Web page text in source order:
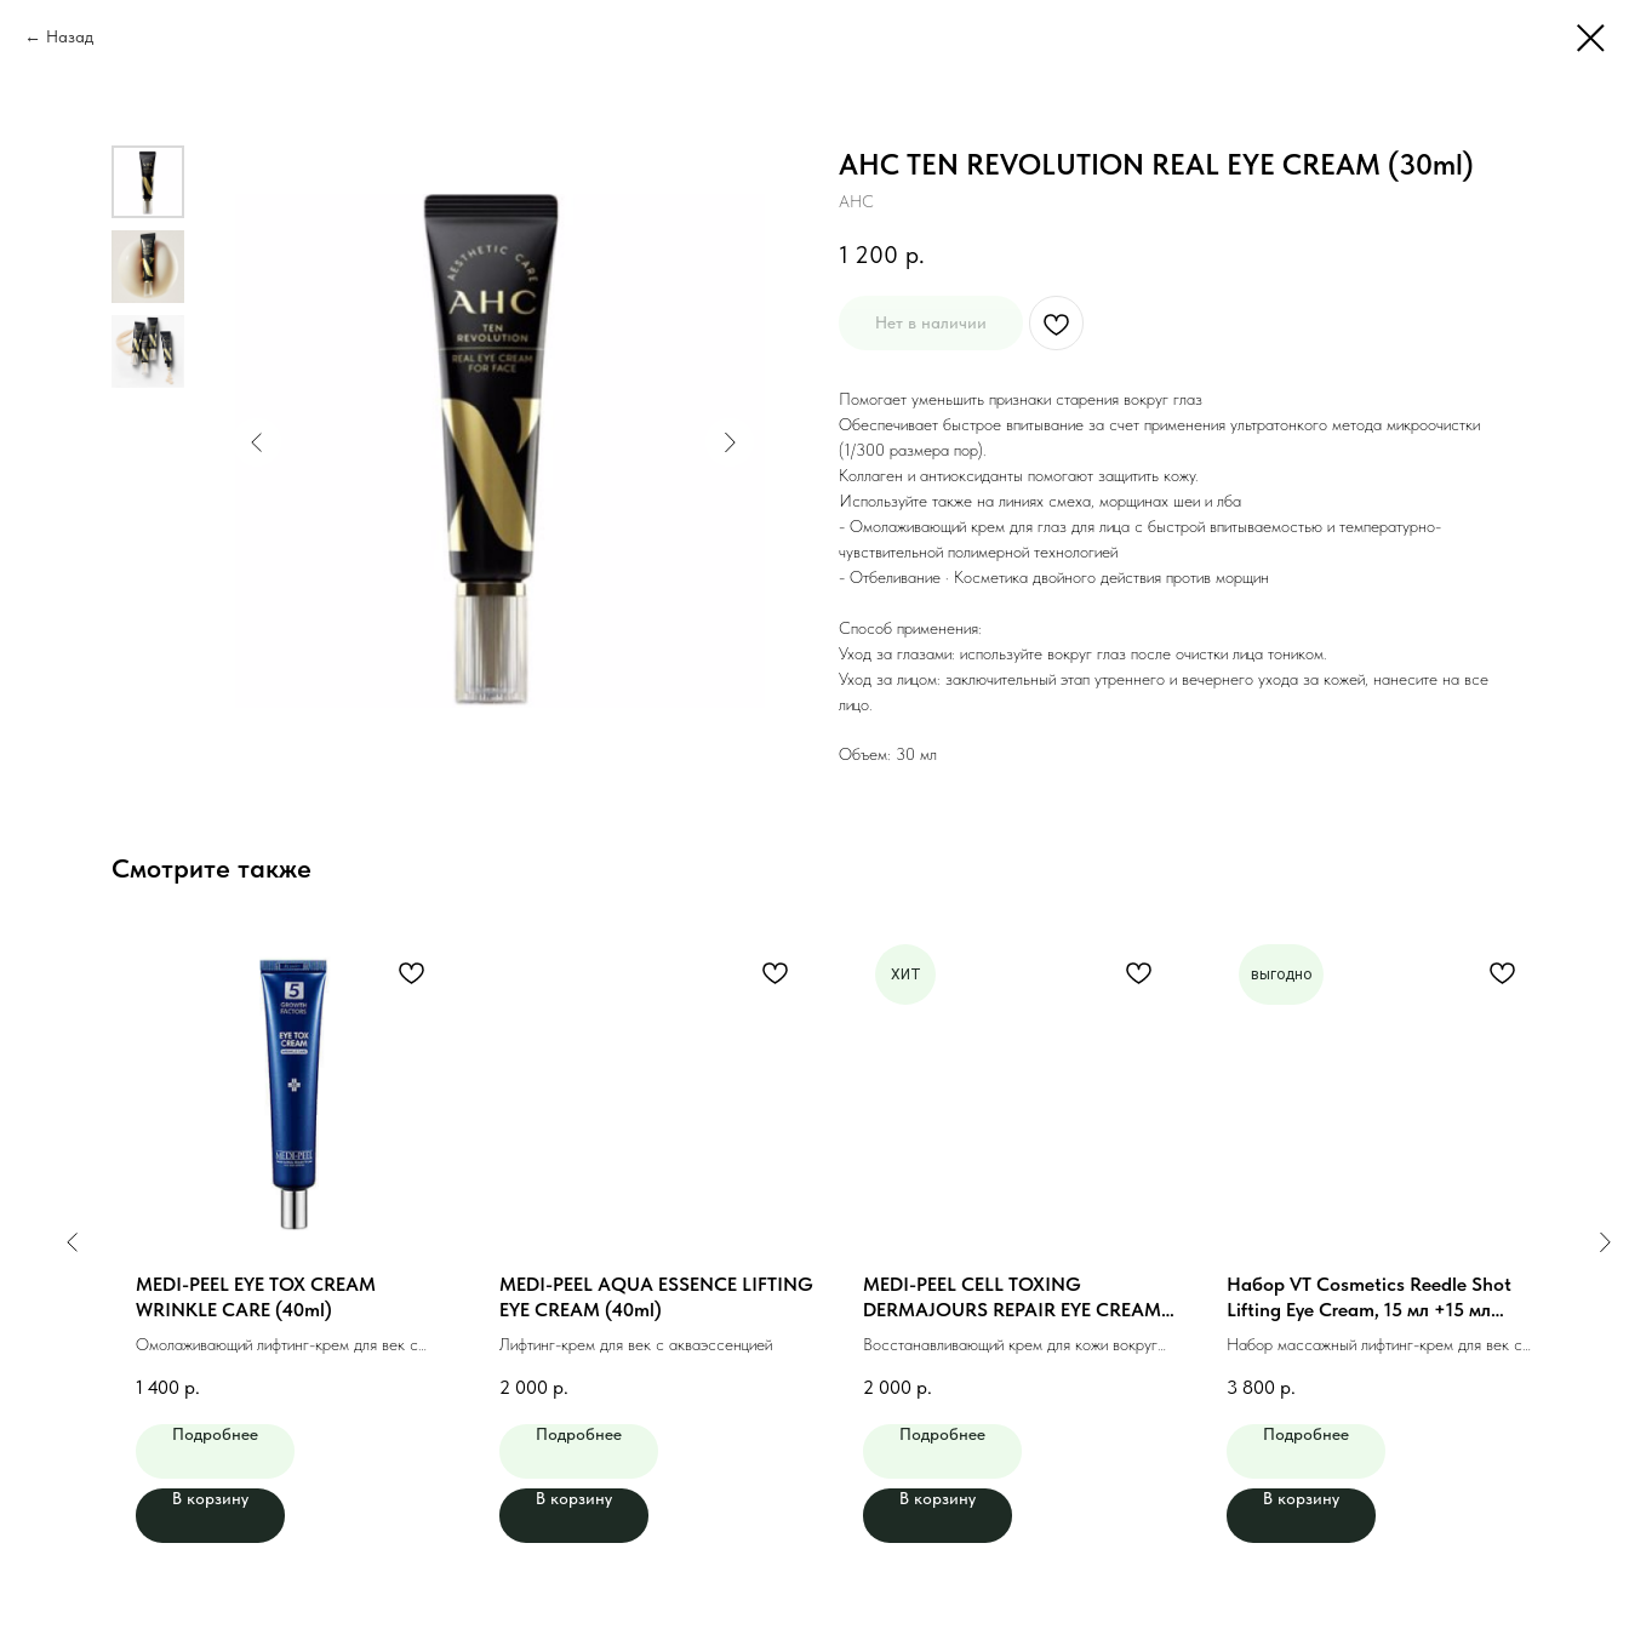
Назад
AHC TEN REVOLUTION REAL EYE CREAM (30ml)
AHC
1 200 р.
Нет в наличии
Помогает уменьшить признаки старения вокруг глаз
Обеспечивает быстрое впитывание за счет применения ультратонкого метода микроочистки
(1/300 размера пор).
Коллаген и антиоксиданты помогают защитить кожу.
Используйте также на линиях смеха, морщинах шеи и лба
- Омолаживающий крем для глаз для лица с быстрой впитываемостью и температурно-
чувствительной полимерной технологией
- Отбеливание · Косметика двойного действия против морщин
Способ применения:
Уход за глазами: используйте вокруг глаз после очистки лица тоником.
Уход за лицом: заключительный этап утреннего и вечернего ухода за кожей, нанесите на все
лицо.
Объем: 30 мл
Смотрите также
MEDI-PEEL EYE TOX CREAM
WRINKLE CARE (40ml)
Омолаживающий лифтинг-крем для век с
1 400 р.
Подробнее
В корзину
MEDI-PEEL AQUA ESSENCE LIFTING
EYE CREAM (40ml)
Лифтинг-крем для век с акваэссенцией
2 000 р.
Подробнее
В корзину
ХИТ
MEDI-PEEL CELL TOXING
DERMAJOURS REPAIR EYE CREAM
(30ml)
Восстанавливающий крем для кожи вокруг
2 000 р.
Подробнее
В корзину
выгодно
Набор VT Cosmetics Reedle Shot
Lifting Eye Cream, 15 мл +15 мл
(запаска)
Набор массажный лифтинг-крем для век с
3 800 р.
Подробнее
В корзину